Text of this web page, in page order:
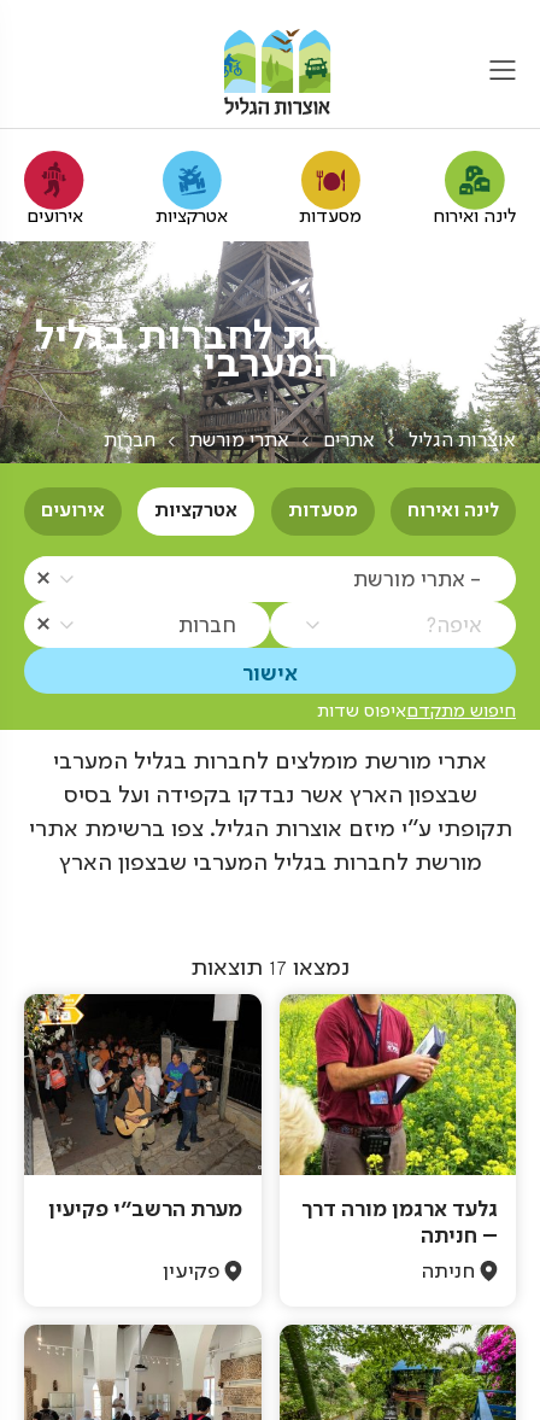
לינה ואירוח מסעדות אטרקציות אירועים
אתרי מורשת לחברות בגליל
המערבי
אוצרות הגליל אתרים אתרי מורשת חברות
לינה ואירוח מסעדות אטרקציות אירועים
- אתרי מורשת
איפה? חברות
חיפוש מתקדםאיפוס שדות
אתרי מורשת מומלצים לחברות בגליל המערבי
שבצפון הארץ אשר נבדקו בקפידה ועל בסיס
תקופתי ע"י מיזם אוצרות הגליל. צפו ברשימת אתרי
מורשת לחברות בגליל המערבי שבצפון הארץ
נמצאו 17 תוצאות
גלעד ארגמן מורה דרך
– חניתה
חניתה
מערת הרשב"י פקיעין
פקיעין